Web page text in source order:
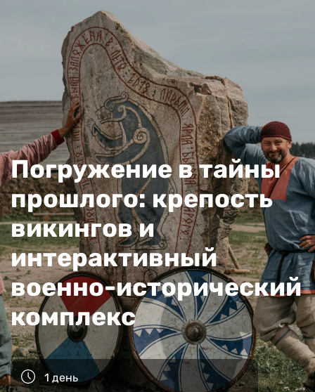
Погружение в тайны
прошлого: крепость
викингов и
интерактивный
военно-исторический
комплекс
1 день